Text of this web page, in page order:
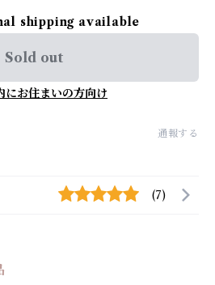
shipping available
Sold out
にお住まいの方向け
通報する
(7)